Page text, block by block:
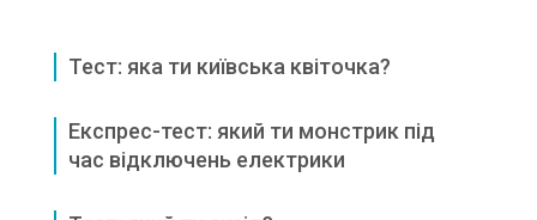
Тест: яка ти київська квіточка?
Експрес-тест: який ти монстрик під
час відключень електрики